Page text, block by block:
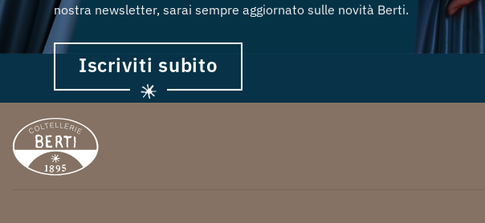
nostra newsletter, sarai sempre aggiornato sulle novità Berti.
Iscriviti subito